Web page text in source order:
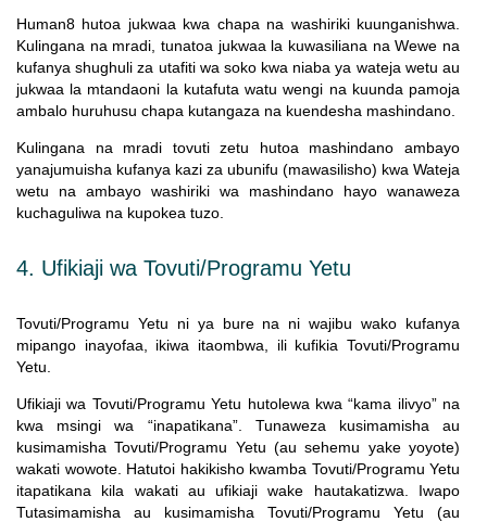
Human8 hutoa jukwaa kwa chapa na washiriki kuunganishwa.
Kulingana na mradi, tunatoa jukwaa la kuwasiliana na Wewe na
kufanya shughuli za utafiti wa soko kwa niaba ya wateja wetu au
jukwaa la mtandaoni la kutafuta watu wengi na kuunda pamoja
ambalo huruhusu chapa kutangaza na kuendesha mashindano.
Kulingana na mradi tovuti zetu hutoa mashindano ambayo
yanajumuisha kufanya kazi za ubunifu (mawasilisho) kwa Wateja
wetu na ambayo washiriki wa mashindano hayo wanaweza
kuchaguliwa na kupokea tuzo.
4. Ufikiaji wa Tovuti/Programu Yetu
Tovuti/Programu Yetu ni ya bure na ni wajibu wako kufanya
mipango inayofaa, ikiwa itaombwa, ili kufikia Tovuti/Programu
Yetu.
Ufikiaji wa Tovuti/Programu Yetu hutolewa kwa “kama ilivyo” na
kwa msingi wa “inapatikana”. Tunaweza kusimamisha au
kusimamisha Tovuti/Programu Yetu (au sehemu yake yoyote)
wakati wowote. Hatutoi hakikisho kwamba Tovuti/Programu Yetu
itapatikana kila wakati au ufikiaji wake hautakatizwa. Iwapo
Tutasimamisha au kusimamisha Tovuti/Programu Yetu (au